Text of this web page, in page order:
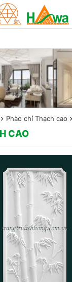
Phào chỉ Thạch cao
CAO